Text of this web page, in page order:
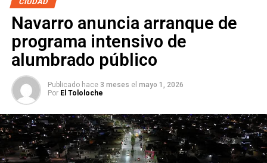
Navarro anuncia arranque de
programa intensivo de
alumbrado público
Publicado hace 3 meses el mayo 1, 2026
Por El Tololoche